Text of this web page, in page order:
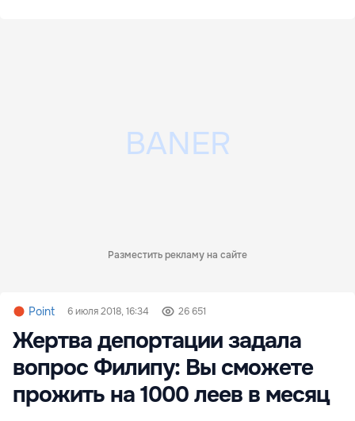
Разместить рекламу на сайте
Point 6 июля 2018, 16:34 26 651
Жертва депортации задала
вопрос Филипу: Вы сможете
прожить на 1000 леев в месяц